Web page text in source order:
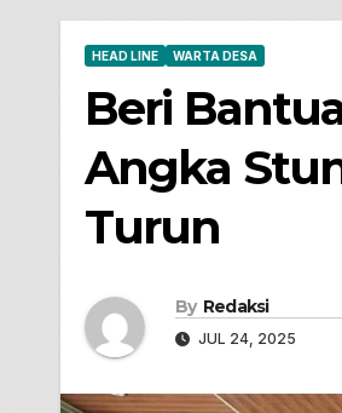
HEAD LINE WARTA DESA
Beri
Angka
Turun
By Redaksi
JUL 24, 2025